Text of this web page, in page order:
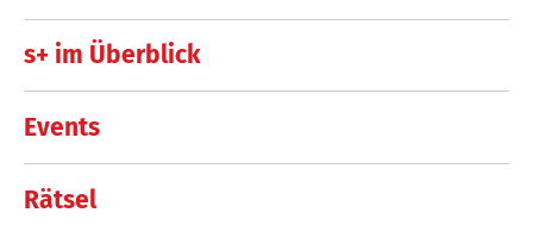
s+ im Überblick
Events
Rätsel